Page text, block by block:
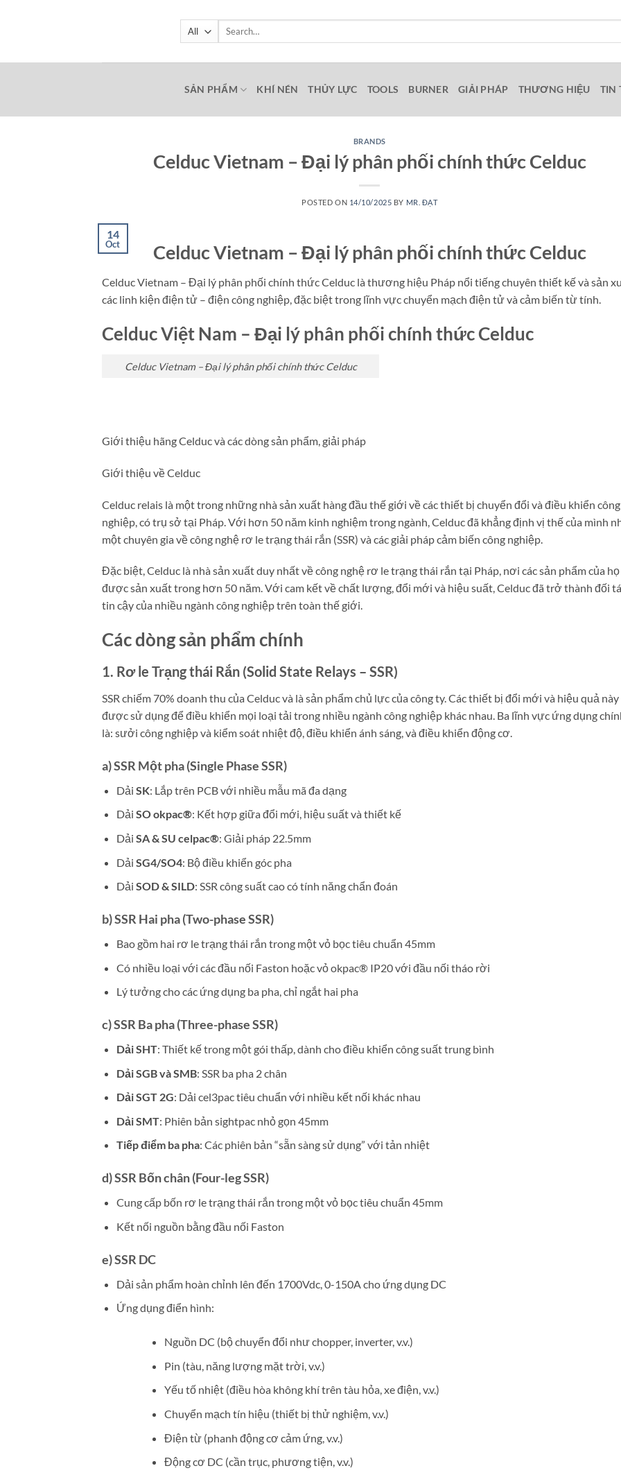
Search
SẢN PHẨM KHÍ NÉN THỦY LỰC TOOLS BURNER GIẢI PHÁP THƯƠNG HIỆU TIN
BRANDS
Celduc Vietnam – Đại lý phân phối chính thức Celduc
POSTED ON 14/10/2025 BY MR. ĐẠT
14
Oct Celduc Vietnam – Đại lý phân phối chính thức Celduc
Celduc Vietnam – Đại lý phân phối chính thức Celduc là thương hiệu Pháp nổi tiếng chuyên thiết kế và sản
các linh kiện điện tử – điện công nghiệp, đặc biệt trong lĩnh vực chuyển mạch điện tử và cảm biến từ tính.
Celduc Việt Nam – Đại lý phân phối chính thức Celduc
Celduc Vietnam – Đại lý phân phối chính thức Celduc
Giới thiệu hãng Celduc và các dòng sản phẩm, giải pháp
Giới thiệu về Celduc
Celduc relais là một trong những nhà sản xuất hàng đầu thế giới về các thiết bị chuyển đổi và điều khiển công
nghiệp, có trụ sở tại Pháp. Với hơn 50 năm kinh nghiệm trong ngành, Celduc đã khẳng định vị thế của mình
một chuyên gia về công nghệ rơ le trạng thái rắn (SSR) và các giải pháp cảm biến công nghiệp.
Đặc biệt, Celduc là nhà sản xuất duy nhất về công nghệ rơ le trạng thái rắn tại Pháp, nơi các sản phẩm của
được sản xuất trong hơn 50 năm. Với cam kết về chất lượng, đổi mới và hiệu suất, Celduc đã trở thành đối
tin cậy của nhiều ngành công nghiệp trên toàn thế giới.
Các dòng sản phẩm chính
1. Rơ le Trạng thái Rắn (Solid State Relays – SSR)
SSR chiếm 70% doanh thu của Celduc và là sản phẩm chủ lực của công ty. Các thiết bị đổi mới và hiệu quả này
được sử dụng để điều khiển mọi loại tải trong nhiều ngành công nghiệp khác nhau. Ba lĩnh vực ứng dụng
là: sưởi công nghiệp và kiểm soát nhiệt độ, điều khiển ánh sáng, và điều khiển động cơ.
a) SSR Một pha (Single Phase SSR)
Dải SK: Lắp trên PCB với nhiều mẫu mã đa dạng
Dải SO okpac®: Kết hợp giữa đổi mới, hiệu suất và thiết kế
Dải SA & SU celpac®: Giải pháp 22.5mm
Dải SG4/SO4: Bộ điều khiển góc pha
Dải SOD & SILD: SSR công suất cao có tính năng chẩn đoán
b) SSR Hai pha (Two-phase SSR)
Bao gồm hai rơ le trạng thái rắn trong một vỏ bọc tiêu chuẩn 45mm
Có nhiều loại với các đầu nối Faston hoặc vỏ okpac® IP20 với đầu nối tháo rời
Lý tưởng cho các ứng dụng ba pha, chỉ ngắt hai pha
c) SSR Ba pha (Three-phase SSR)
Dải SHT: Thiết kế trong một gói thấp, dành cho điều khiển công suất trung bình
Dải SGB và SMB: SSR ba pha 2 chân
Dải SGT 2G: Dải cel3pac tiêu chuẩn với nhiều kết nối khác nhau
Dải SMT: Phiên bản sightpac nhỏ gọn 45mm
Tiếp điểm ba pha: Các phiên bản “sẵn sàng sử dụng” với tản nhiệt
d) SSR Bốn chân (Four-leg SSR)
Cung cấp bốn rơ le trạng thái rắn trong một vỏ bọc tiêu chuẩn 45mm
Kết nối nguồn bằng đầu nối Faston
e) SSR DC
Dải sản phẩm hoàn chỉnh lên đến 1700Vdc, 0-150A cho ứng dụng DC
Ứng dụng điển hình:
Nguồn DC (bộ chuyển đổi như chopper, inverter, v.v.)
Pin (tàu, năng lượng mặt trời, v.v.)
Yếu tố nhiệt (điều hòa không khí trên tàu hỏa, xe điện, v.v.)
Chuyển mạch tín hiệu (thiết bị thử nghiệm, v.v.)
Điện từ (phanh động cơ cảm ứng, v.v.)
Động cơ DC (cần trục, phương tiện, v.v.)